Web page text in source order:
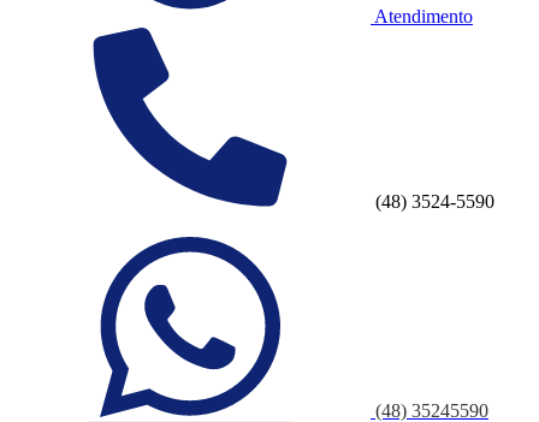
Atendimento
(48) 3524-5590
(48) 35245590